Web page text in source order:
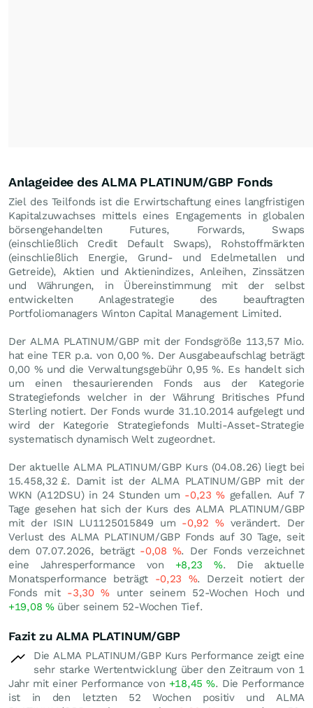
Anlageidee des ALMA PLATINUM/GBP Fonds
Ziel des Teilfonds ist die Erwirtschaftung eines langfristigen
Kapitalzuwachses mittels eines Engagements in globalen
börsengehandelten Futures, Forwards, Swaps
(einschließlich Credit Default Swaps), Rohstoffmärkten
(einschließlich Energie, Grund- und Edelmetallen und
Getreide), Aktien und Aktienindizes, Anleihen, Zinssätzen
und Währungen, in Übereinstimmung mit der selbst
entwickelten Anlagestrategie des beauftragten
Portfoliomanagers Winton Capital Management Limited.
Der ALMA PLATINUM/GBP mit der Fondsgröße 113,57 Mio.
hat eine TER p.a. von 0,00 %. Der Ausgabeaufschlag beträgt
0,00 % und die Verwaltungsgebühr 0,95 %. Es handelt sich
um einen thesaurierenden Fonds aus der Kategorie
Strategiefonds welcher in der Währung Britisches Pfund
Sterling notiert. Der Fonds wurde 31.10.2014 aufgelegt und
wird der Kategorie Strategiefonds Multi-Asset-Strategie
systematisch dynamisch Welt zugeordnet.
Der aktuelle ALMA PLATINUM/GBP Kurs (04.08.26) liegt bei
15.458,32 £. Damit ist der ALMA PLATINUM/GBP mit der
WKN (A12DSU) in 24 Stunden um -0,23% gefallen. Auf 7
Tage gesehen hat sich der Kurs des ALMA PLATINUM/GBP
mit der ISIN LU1125015849 um -0,92 %verändert. Der
Verlust des ALMA PLATINUM/GBP Fonds auf 30 Tage, seit
dem 07.07.2026, beträgt -0,08 %. Der Fonds verzeichnet
eine Jahresperformance von +8,23%. Die aktuelle
Monatsperformance beträgt -0,23 %. Derzeit notiert der
Fonds mit -3,30% unter seinem 52-Wochen Hoch und
+19,08 %über seinem 52-Wochen Tief.
Fazit zu ALMA PLATINUM/GBP
Die ALMA PLATINUM/GBP Kurs Performance zeigt eine
sehr starke Wertentwicklung über den Zeitraum von 1
Jahr mit einer Performance von +18,45%. Die Performance
ist in den letzten 52 Wochen positiv und ALMA